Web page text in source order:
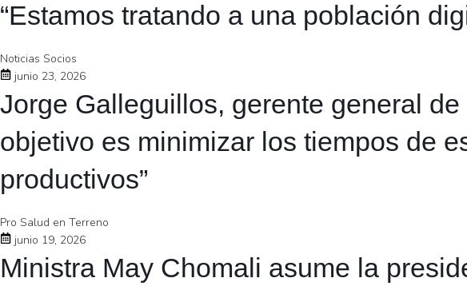
“Estamos tratando a una población
Noticias Socios
junio 23, 2026
Jorge Galleguillos, gerente general
objetivo es minimizar los tiempos de
productivos”
Pro Salud en Terreno
junio 19, 2026
Ministra May Chomali asume la